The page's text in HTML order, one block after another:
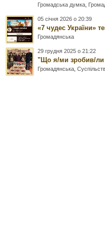
Громадська думка
05 січня 2026 о 20:39
«7 чудес України»
Громадянська
29 грудня 2025 о 21:22
"Що я/ми зробив/ли
Громадянська ,